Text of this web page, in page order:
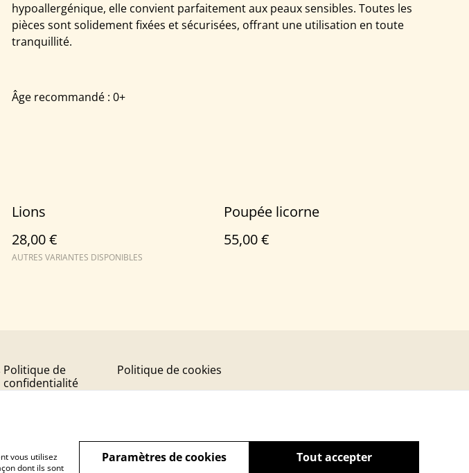
hypoallergénique, elle convient parfaitement aux peaux sensibles. Toutes les
pièces sont solidement fixées et sécurisées, offrant une utilisation en toute
tranquillité.
Âge recommandé : 0+
Lions
28,00 €
AUTRES VARIANTES DISPONIBLES
Poupée licorne
55,00 €
Politique de
confidentialité
Politique de cookies
vous utilisez
dont ils sont
Tout accepter
Paramètres de cookies